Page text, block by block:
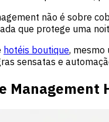
não é sobre
que protege uma
hotéis boutique, mesmo
sensatas e